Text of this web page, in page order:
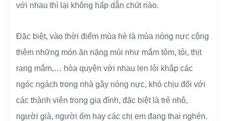
với nhau thì lại không hấp dẫn chút nào.
Đặc biệt, vào thời điểm mùa hè là mùa nóng nực cộng
thêm những món ăn nặng mùi như mắm tôm, tỏi, thịt
rang mắm,… hòa quyện với nhau len lỏi khắp các
ngóc ngách trong nhà gây nóng nực, khó chịu đối với
các thành viên trong gia đình, đặc biệt là trẻ nhỏ,
người già, người ốm hay các chị em đang thai nghén.